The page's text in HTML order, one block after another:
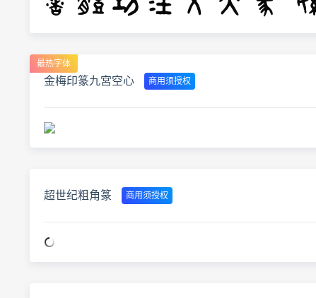
最热字体
金梅印篆九宮空心 商用须授权
超世纪粗角篆 商用须授权